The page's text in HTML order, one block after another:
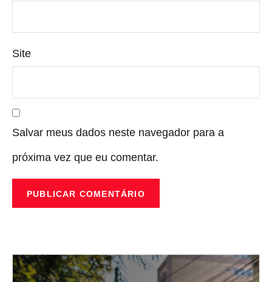
Site
Salvar meus dados neste navegador para a
próxima vez que eu comentar.